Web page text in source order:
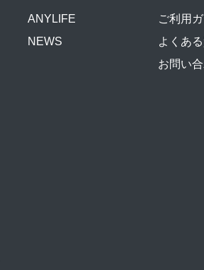
ANYLIFE
NEWS
ご利用
よくあ
お問い